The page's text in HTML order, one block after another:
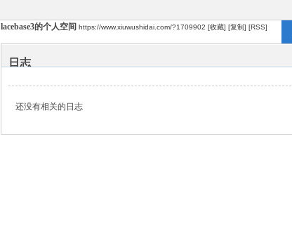
lacebase3的个人空间 https://www.xiuwushidai.com/?1709902 [收藏] [复制] [RSS]
日志
还没有相关的日志